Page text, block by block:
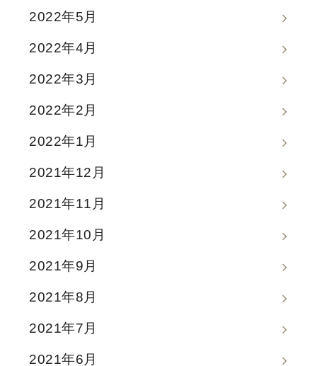
2022年5月
2022年4月
2022年3月
2022年2月
2022年1月
2021年12月
2021年11月
2021年10月
2021年9月
2021年8月
2021年7月
2021年6月